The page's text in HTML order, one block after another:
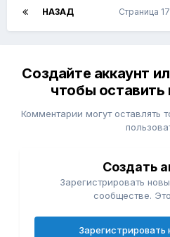
НАЗАД Страница 17
Создайте аккаунт
чтобы
Комментарии могут оставлять
Создать
Зарегистрировать
сообществе.
Зарегистрировать